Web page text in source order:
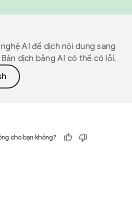
AI để dịch nội dung sang
dịch bằng AI có thể có lỗi.
cho bạn không?